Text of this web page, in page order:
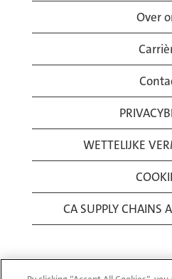
Over
WETTELIJKE
CA SUPPLY CHAINS